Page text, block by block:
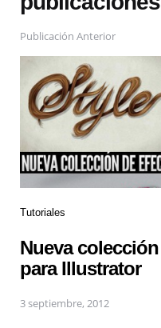
Publicación Anterior
Tutoriales
Nueva
para Illustrator
3 septiembre, 2012